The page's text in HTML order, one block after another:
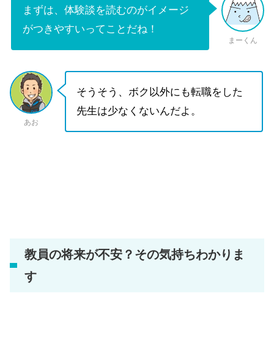
まずは、体験談を読むのがイメージ
がつきやすいってことだね！
まーくん
あお
そうそう、ボク以外にも転職をした
先生は少なくないんだよ。
教員の将来が不安？その気持ちわかりま
す